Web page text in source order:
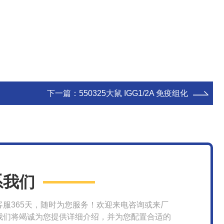
下一篇： 550325大鼠 IGG1/2A 免疫组化
们
服365天，随时为您服务！欢迎来电咨询或来厂
们将竭诚为您提供详细介绍，并为您配置合适的